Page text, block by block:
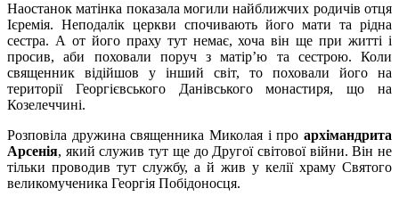
Наостанок матінка показала могили найближчих родичів отця
Ієремія. Неподалік церкви спочивають його мати та рідна
сестра. А от його праху тут немає, хоча він ще при житті і
просив, аби поховали поруч з матір’ю та сестрою. Коли
священник відійшов у інший світ, то поховали його на
території Георгієвського Данівського монастиря, що на
Козелеччині.
Розповіла дружина священника Миколая і про архімандрита
Арсенія, який служив тут ще до Другої світової війни. Він не
тільки проводив тут службу, а й жив у келії храму Святого
великомученика Георгія Побідоносця.